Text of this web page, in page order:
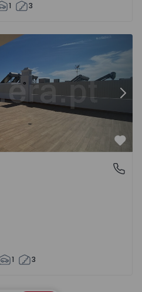
1 3
- 1401269 - 17
1 3